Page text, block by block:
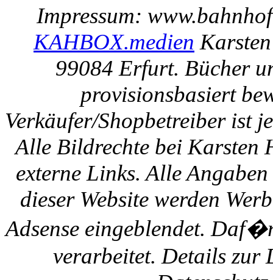
Impressum:
KAHBOX.medien
99084 Erfurt. Bücher
provisionsbasiert
Verkäufer/Shopbetreiber ist
Alle Bildrechte bei Karsten
externe Links. Alle
dieser Website werden
Adsense eingeblendet.
verarbeitet. Details zur